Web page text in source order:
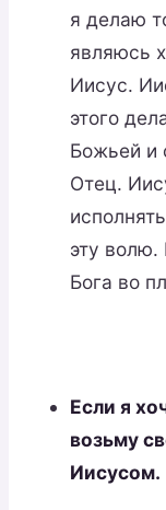
я делаю
являюсь
Иисус.
этого
Божьей и
Отец.
эту
Бога во
Если я
возьму
Иисусом.